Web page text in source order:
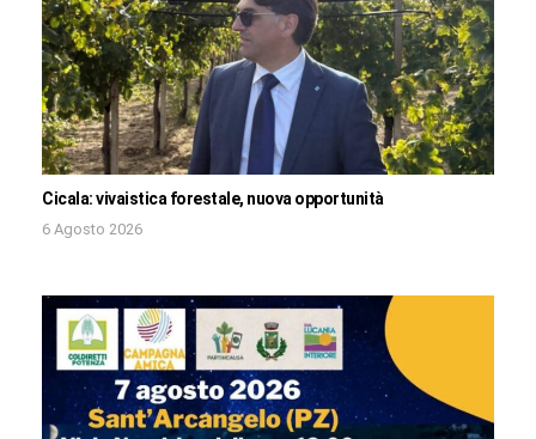
Cicala: vivaistica forestale, nuova opportunità
6 Agosto 2026